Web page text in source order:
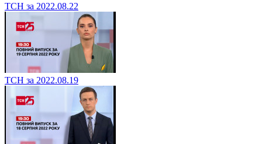
ТСН за 2022.08.22
ТСН за 2022.08.19